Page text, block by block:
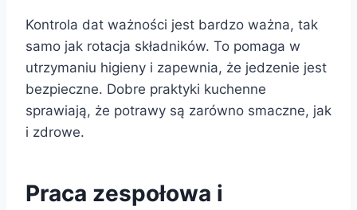
Kontrola dat ważności jest bardzo ważna, tak
samo jak rotacja składników. To pomaga w
utrzymaniu higieny i zapewnia, że jedzenie jest
bezpieczne. Dobre praktyki kuchenne
sprawiają, że potrawy są zarówno smaczne, jak
i zdrowe.
Praca zespołowa i